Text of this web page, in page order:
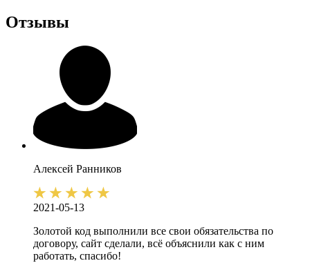
Отзывы
Алексей Ранников
2021-05-13
Золотой код выполнили все свои обязательства по
договору, сайт сделали, всё объяснили как с ним
работать, спасибо!